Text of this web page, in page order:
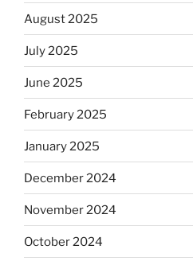
August 2025
July 2025
June 2025
February 2025
January 2025
December 2024
November 2024
October 2024